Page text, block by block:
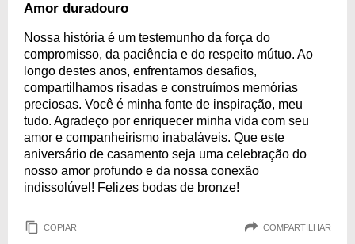
Amor duradouro
Nossa história é um testemunho da força do
compromisso, da paciência e do respeito mútuo. Ao
longo destes anos, enfrentamos desafios,
compartilhamos risadas e construímos memórias
preciosas. Você é minha fonte de inspiração, meu
tudo. Agradeço por enriquecer minha vida com seu
amor e companheirismo inabaláveis. Que este
aniversário de casamento seja uma celebração do
nosso amor profundo e da nossa conexão
indissolúvel! Felizes bodas de bronze!
COPIAR COMPARTILHAR